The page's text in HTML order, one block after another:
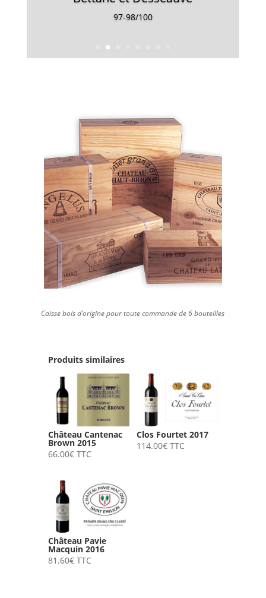
97-98/100
Caisse bois d’origine pour toute commande de 6 bouteilles
Produits similaires
Château Cantenac
Brown 2015
66.00€ TTC
Clos Fourtet 2017
114.00€ TTC
Château Pavie
Macquin 2016
81.60€ TTC